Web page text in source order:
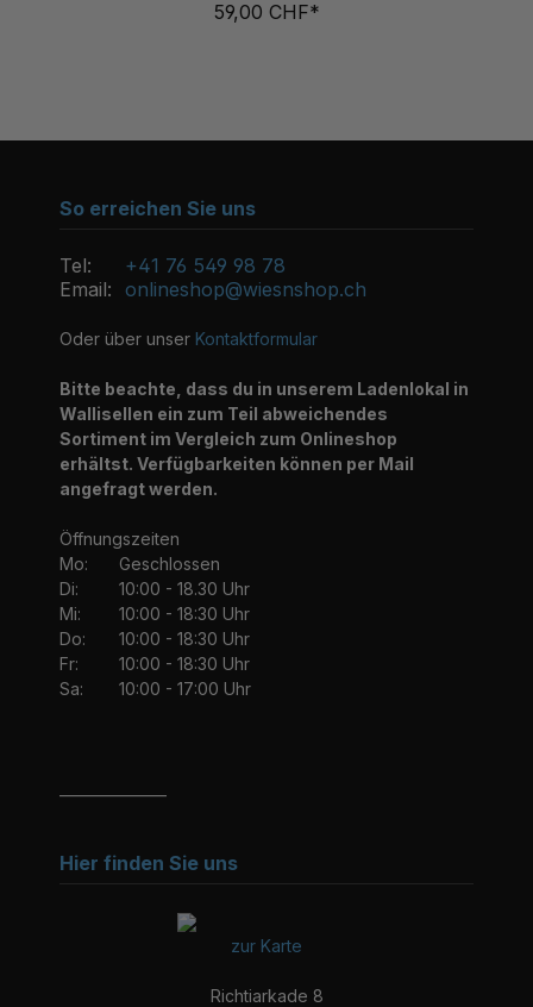
So erreichen Sie uns
Tel:
+41 76 549 98 78
Email: onlineshop@wiesnshop.ch
Oder über unser Kontaktformular
Bitte beachte, dass du in unserem Ladenlokal in
Wallisellen ein zum Teil abweichendes
Sortiment im Vergleich zum Onlineshop
erhältst. Verfügbarkeiten können per Mail
angefragt werden.
Öffnungszeiten
Mo:
Geschlossen
Di:
10:00 - 18.30 Uhr
Mi:
10:00 - 18:30 Uhr
Do:
10:00 - 18:30 Uhr
Fr:
10:00 - 18:30 Uhr
Sa:
10:00 - 17:00 Uhr
Hier finden Sie uns
zur Karte
Richtiarkade 8